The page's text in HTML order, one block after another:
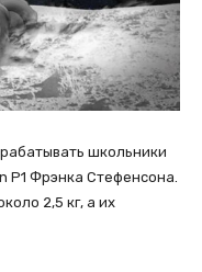
школьники
P1 Фрэнка Стефенсона.
2,5 кг, а их